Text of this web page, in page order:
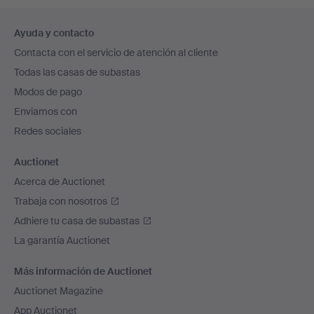
en
el
pie
de
página
Ayuda y contacto
Contacta con el servicio de atención al cliente
Todas las casas de subastas
Modos de pago
Enviamos con
Redes sociales
Auctionet
Acerca de Auctionet
Trabaja con nosotros
Adhiere tu casa de subastas
La garantía Auctionet
Más información de Auctionet
Auctionet Magazine
App Auctionet